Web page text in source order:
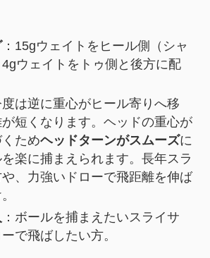
：15gウェイトをヒール側（シャ
ウェイトをトゥ側と後方に配
は逆に重心がヒール寄りへ移
が短くなります。ヘッドの重心が
ためヘッドターンがスムーズに
楽に捕まえられます。長年スラ
、力強いドローで飛距離を伸ば
：ボールを捕まえたいスライサ
で飛ばしたい方。